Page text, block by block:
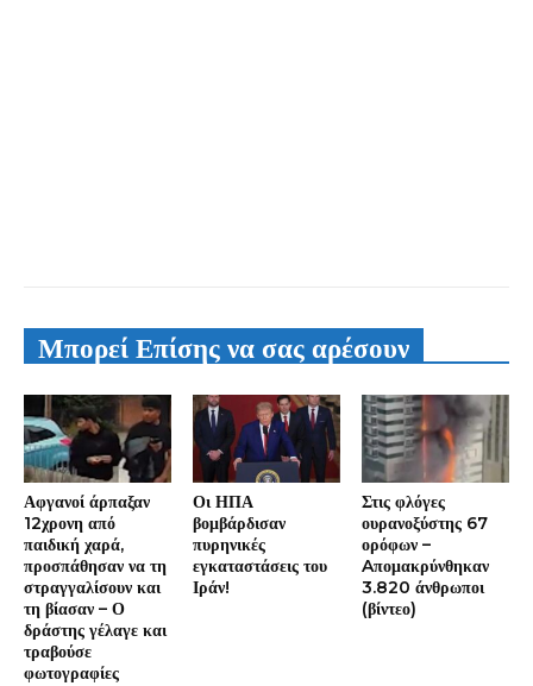
Μπορεί Επίσης να σας αρέσουν
Αφγανοί άρπαξαν
12χρονη από
παιδική χαρά,
προσπάθησαν να τη
στραγγαλίσουν και
τη βίασαν – Ο
δράστης γέλαγε και
τραβούσε
φωτογραφίες
Οι ΗΠΑ
βομβάρδισαν
πυρηνικές
εγκαταστάσεις του
Ιράν!
Στις φλόγες
ουρανοξύστης 67
ορόφων –
Aπομακρύνθηκαν
3.820 άνθρωποι
(βίντεο)